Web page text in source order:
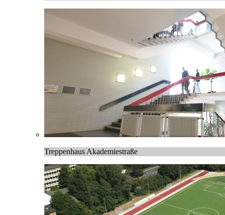
Treppenhaus Akademiestraße